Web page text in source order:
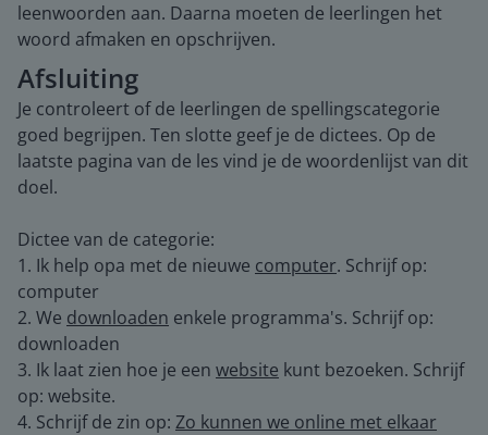
leenwoorden aan. Daarna moeten de leerlingen het
woord afmaken en opschrijven.
Afsluiting
Je controleert of de leerlingen de spellingscategorie
goed begrijpen. Ten slotte geef je de dictees. Op de
laatste pagina van de les vind je de woordenlijst van dit
doel.
Dictee van de categorie:
1. Ik help opa met de nieuwe computer. Schrijf op:
computer
2. We downloaden enkele programma's. Schrijf op:
downloaden
3. Ik laat zien hoe je een website kunt bezoeken. Schrijf
op: website.
4. Schrijf de zin op: Zo kunnen we online met elkaar